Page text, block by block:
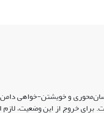
و خویشتن-خواهی
برای خروج از این وضعیت،